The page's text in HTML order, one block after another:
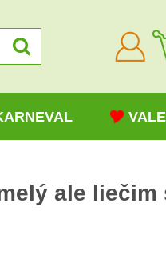
sa
ale liečim